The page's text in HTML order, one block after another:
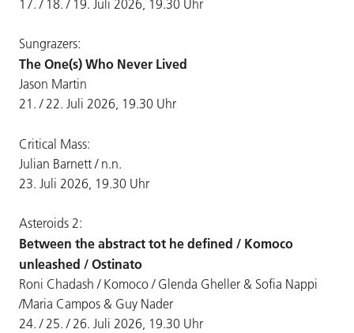
17. / 18. / 19. Juli 2026, 19.30 Uhr
Sungrazers:
The One(s) Who Never Lived
Jason Martin
21. / 22. Juli 2026, 19.30 Uhr
Critical Mass:
Julian Barnett / n.n.
23. Juli 2026, 19.30 Uhr
Asteroids 2:
Between the abstract tot he defined / Komoco
unleashed / Ostinato
Roni Chadash / Komoco / Glenda Gheller & Sofia Nappi
/Maria Campos & Guy Nader
24. / 25. / 26. Juli 2026, 19.30 Uhr